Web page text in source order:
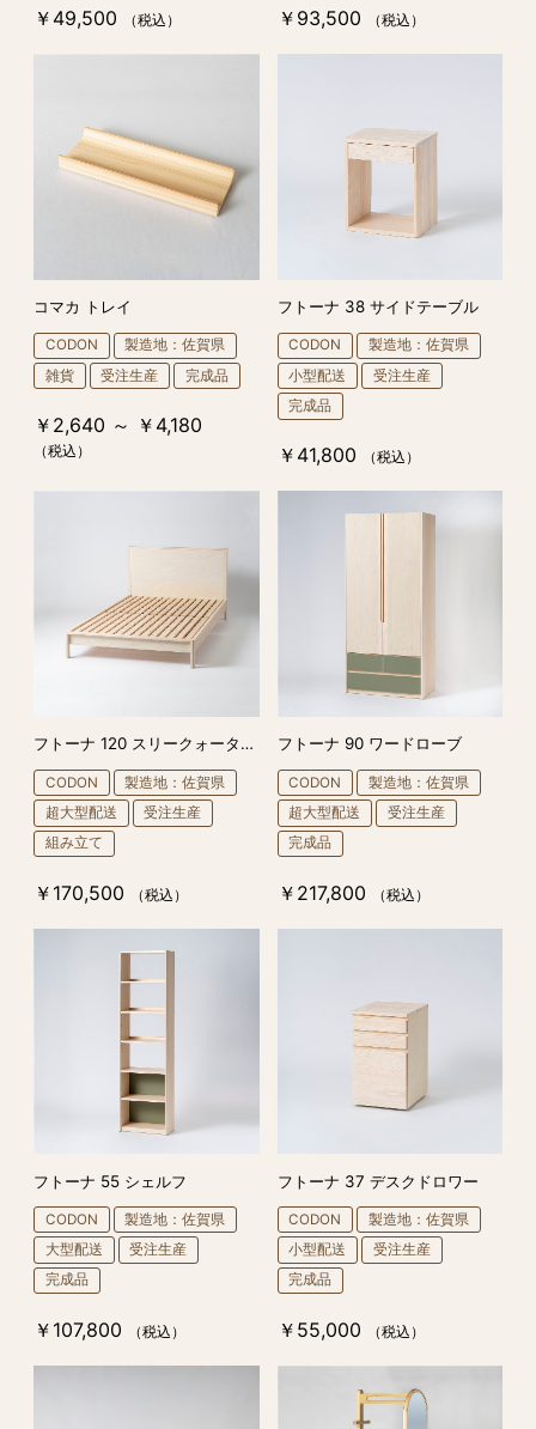
￥49,500 （税込） ￥93,500 （税込）
コマカ トレイ
CODON
製造地：佐賀県
雑貨
受注生産 完成品
￥2,640 ～ ￥4,180
（税込）
フトーナ 38 サイドテーブル
CODON
製造地：佐賀県
小型配送
受注生産
完成品
￥41,800 （税込）
フトーナ 120 スリークォーターベッド
CODON
製造地：佐賀県
超大型配送
受注生産
組み立て
￥170,500 （税込）
フトーナ 90 ワードローブ
CODON
製造地：佐賀県
超大型配送
受注生産
完成品
￥217,800 （税込）
フトーナ 55 シェルフ
CODON
製造地：佐賀県
大型配送
受注生産
完成品
￥107,800 （税込）
フトーナ 37 デスクドロワー
CODON
製造地：佐賀県
小型配送
受注生産
完成品
￥55,000 （税込）